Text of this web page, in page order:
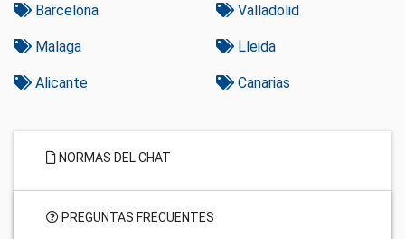
Barcelona Valladolid
Malaga Lleida
Alicante Canarias
NORMAS DEL CHAT
PREGUNTAS FRECUENTES